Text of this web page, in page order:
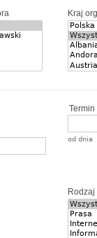
Kraj
Termin
od dnia
Rodzaj